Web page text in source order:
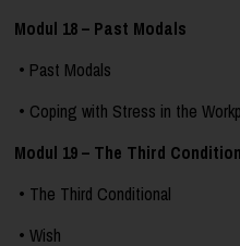
Modul 18 – Past Modals
• Past Modals
• Coping with Stress in the
Modul 19 – The Third
• The Third Conditional
• Wish